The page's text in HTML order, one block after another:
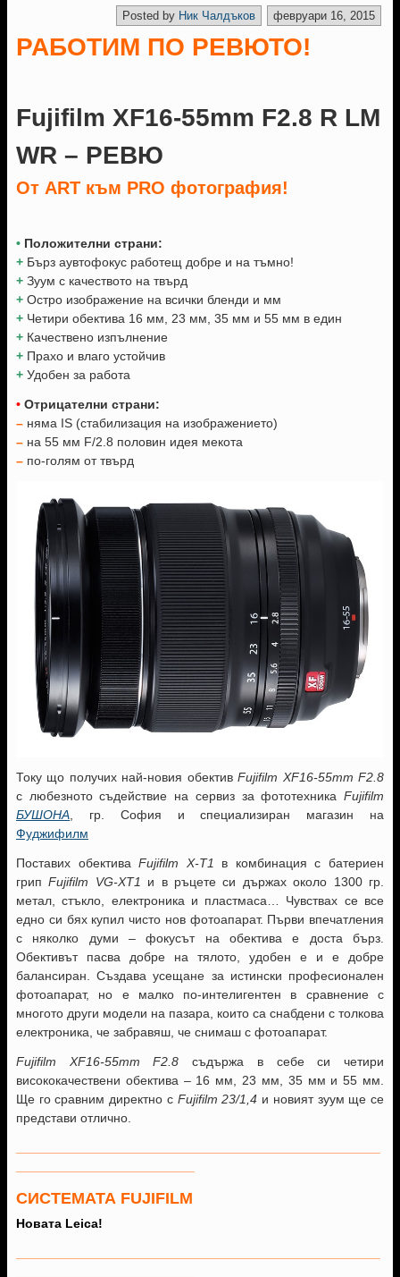
февруари 16, 2015
Posted by Ник Чалдъков
РАБОТИМ ПО РЕВЮТО!
Fujifilm XF16-55mm F2.8 R LM
WR – РЕВЮ
От ART към PRO фотография!
• Положителни страни:
+ Бърз аувтофокус работещ добре и на тъмно!
+ Зуум с качеството на твърд
+ Остро изображение на всички бленди и мм
+ Четири обектива 16 мм, 23 мм, 35 мм и 55 мм в един
+ Качествено изпълнение
+ Прахо и влаго устойчив
+ Удобен за работа
• Отрицателни страни:
– няма IS (стабилизация на изображението)
– на 55 мм F/2.8 половин идея мекота
– по-голям от твърд
Току що получих най-новия обективFujifilm XF16-55mm F2.8
с любезното съдействие на сервиз за фототехника Fujifilm
БУШОНА , гр. София и специализиран магазин на
Фуджифилм
Поставих обективаFujifilm X-T1
в комбинация с батериен
грип Fujifilm VG-XT1
и в ръцете си държах около 1300 гр.
метал, стъкло, електроника и пластмаса… Чувствах се все
едно си бях купил чисто нов фотоапарат. Първи впечатления
с няколко думи – фокусът на обектива е доста бърз.
Обективът пасва добре на тялото, удобен е и е добре
балансиран. Създава усещане за истински професионален
фотоапарат, но е малко по-интелигентен в сравнение с
многото други модели на пазара, които са снабдени с толкова
електроника, че забравяш, че снимаш с фотоапарат.
Fujifilm XF16-55mm F2.8 съдържа в себе си четири
висококачествени обектива – 16 мм, 23 мм, 35 мм и 55 мм.
Ще го сравним директно с Fujifilm 23/1,4 и новият зуум ще се
представи отлично.
СИСТЕМАТА FUJIFILM
Новата Leica!